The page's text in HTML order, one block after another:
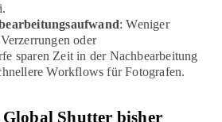
: Weniger
oder
sparen Zeit in der Nachbearbeitung
Workflows für Fotografen.
Shutter bisher